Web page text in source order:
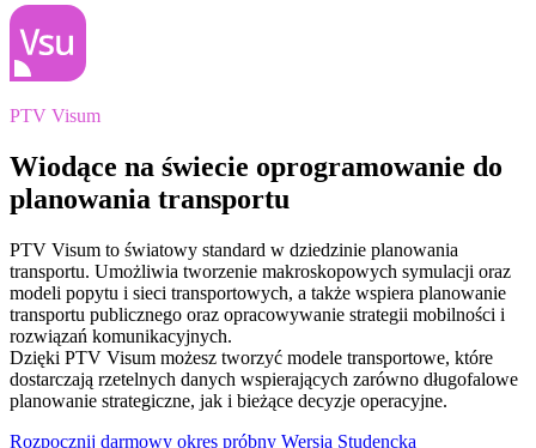
PTV Visum
Wiodące na świecie oprogramowanie do
planowania transportu
PTV Visum to światowy standard w dziedzinie planowania
transportu. Umożliwia tworzenie makroskopowych symulacji oraz
modeli popytu i sieci transportowych, a także wspiera planowanie
transportu publicznego oraz opracowywanie strategii mobilności i
rozwiązań komunikacyjnych.
Dzięki PTV Visum możesz tworzyć modele transportowe, które
dostarczają rzetelnych danych wspierających zarówno długofalowe
planowanie strategiczne, jak i bieżące decyzje operacyjne.
Rozpocznij darmowy okres próbny Wersja Studencka